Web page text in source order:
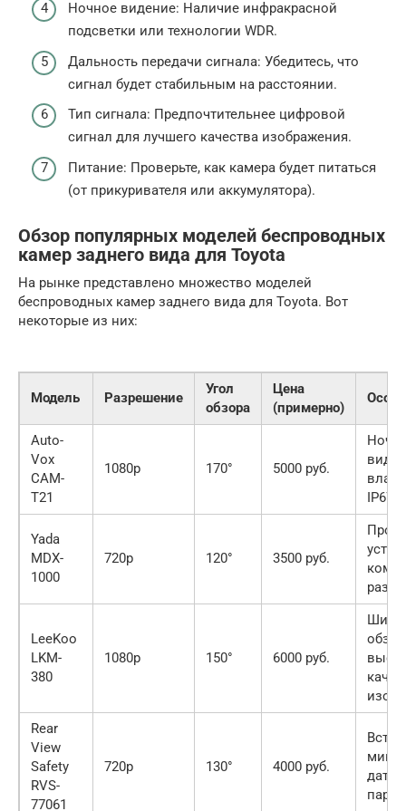
Ночное видение: Наличие инфракрасной
подсветки или технологии WDR.
Дальность передачи сигнала: Убедитесь, что
сигнал будет стабильным на расстоянии.
Тип сигнала: Предпочтительнее цифровой
сигнал для лучшего качества изображения.
Питание: Проверьте, как камера будет питаться
(от прикуривателя или аккумулятора).
Обзор популярных моделей беспроводных
камер заднего вида для Toyota
На рынке представлено множество моделей
беспроводных камер заднего вида для Toyota. Вот
некоторые из них:
Модель Разрешение
Угол
обзора
Цена
(примерно)
Auto-
Vox
CAM-
T21
1080p 170° 5000 руб.
IP67
Yada
MDX-
1000
720p 120° 3500 руб.
LeeKoo
LKM-
380
1080p 150° 6000 руб.
Rear
View
Safety
RVS-
77061
720p 130° 4000 руб.